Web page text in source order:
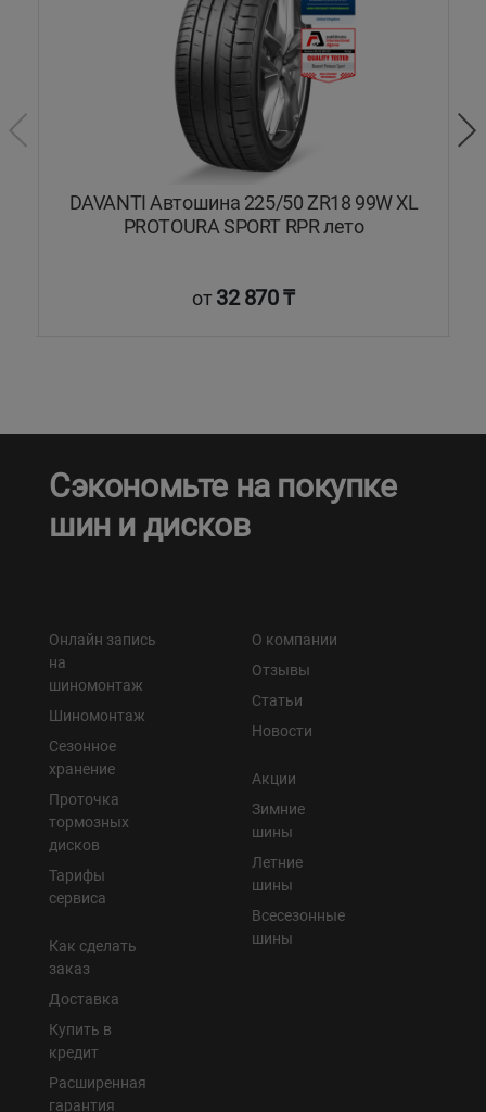
DAVANTI Автошина 225/50 ZR18 99W XL
PROTOURA SPORT RPR лето
от32 870 ₸
Сэкономьте на покупке
шин и дисков
Онлайн запись
на
шиномонтаж
Шиномонтаж
Сезонное
хранение
Проточка
тормозных
дисков
Тарифы
сервиса
Как сделать
заказ
Доставка
Купить в
кредит
Расширенная
гарантия
О компании
Отзывы
Статьи
Новости
Акции
Зимние
шины
Летние
шины
Всесезонные
шины